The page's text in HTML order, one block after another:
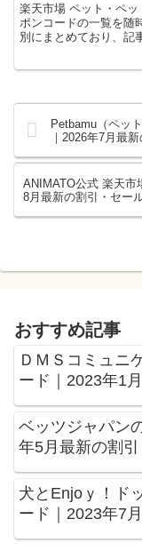
楽天市場 ペット・ペ
ポンコードの一覧を随
別にまとめており、記
Petbamu（ペッ
｜2026年7月最
ANIMATO公式 楽天市
8月最新の割引・セー
おすすめ記事
ＤＭＳコミュニ
ード｜2023年1
ベッツジャパン
年5月最新の割
犬とEnjoｙ！ド
ード｜2023年7